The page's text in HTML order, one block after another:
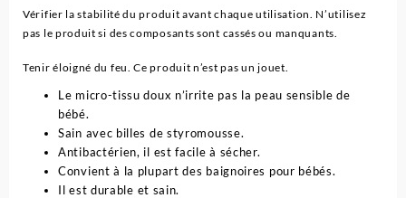
Vérifier la stabilité du produit avant chaque utilisation. N’utilisez
pas le produit si des composants sont cassés ou manquants.
Tenir éloigné du feu. Ce produit n’est pas un jouet.
Le micro-tissu doux n’irrite pas la peau sensible de
bébé.
Sain avec billes de styromousse.
Antibactérien, il est facile à sécher.
Convient à la plupart des baignoires pour bébés.
Il est durable et sain.